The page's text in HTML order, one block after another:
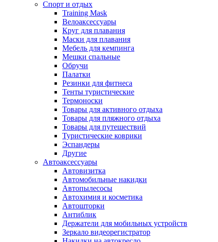
Спорт и отдых
Training Mask
Велоаксессуары
Круг для плавания
Маски для плавания
Мебель для кемпинга
Мешки спальные
Обручи
Палатки
Резинки для фитнеса
Тенты туристические
Термоноски
Товары для активного отдыха
Товары для пляжного отдыха
Товары для путешествий
Туристические коврики
Эспандеры
Другие
Автоаксессуары
Автовизитка
Автомобильные накидки
Автопылесосы
Автохимия и косметика
Автошторки
Антиблик
Держатели для мобильных устройств
Зеркало видеорегистратор